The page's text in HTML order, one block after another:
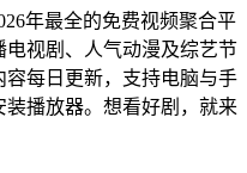
年最全的免费视频聚合平
视剧、人气动漫及综艺节
容每日更新，支持电脑与手
播放器。想看好剧，就来